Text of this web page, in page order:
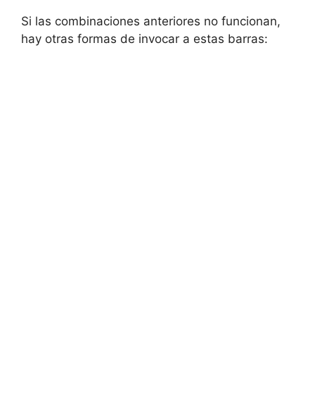
Si las combinaciones anteriores no funcionan,
hay otras formas de invocar a estas barras: